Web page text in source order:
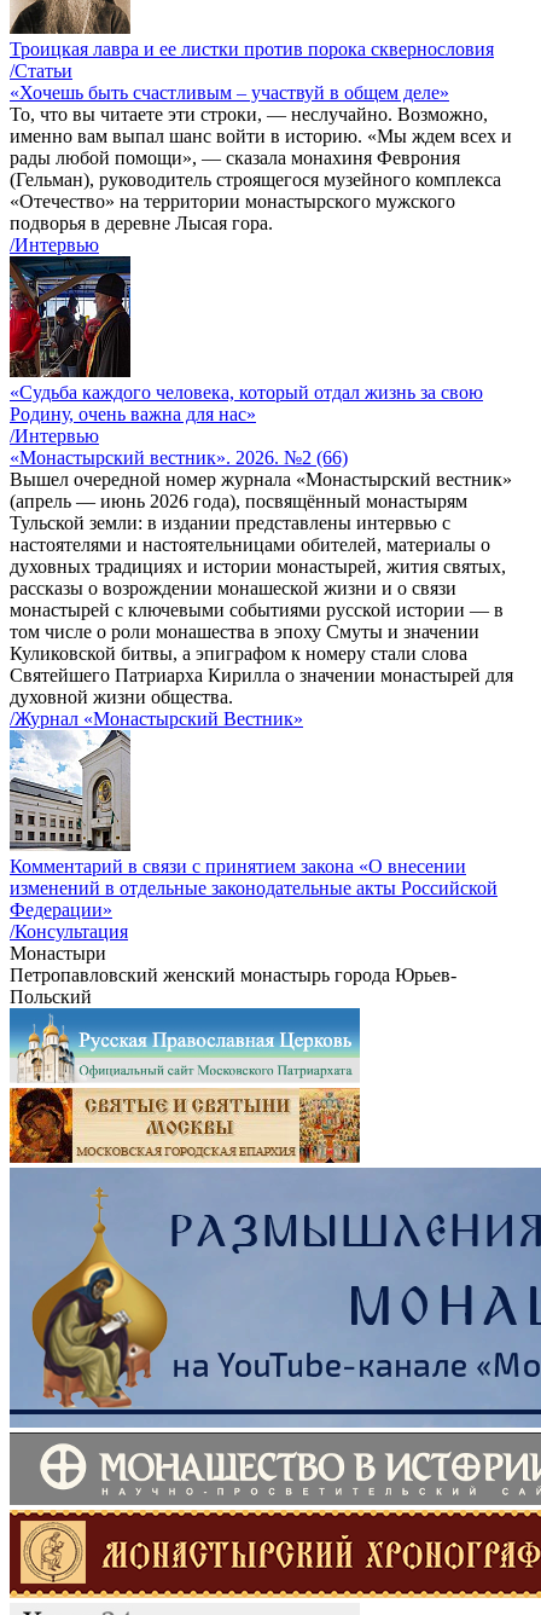
Троицкая лавра и ее листки против порока сквернословия
/Статьи
«Хочешь быть счастливым – участвуй в общем деле»
То, что вы читаете эти строки, — неслучайно. Возможно,
именно вам выпал шанс войти в историю. «Мы ждем всех и
рады любой помощи», — сказала монахиня Феврония
(Гельман), руководитель строящегося музейного комплекса
«Отечество» на территории монастырского мужского
подворья в деревне Лысая гора.
/Интервью
«Судьба каждого человека, который отдал жизнь за свою
Родину, очень важна для нас»
/Интервью
«Монастырский вестник». 2026. №2 (66)
Вышел очередной номер журнала «Монастырский вестник»
(апрель — июнь 2026 года), посвящённый монастырям
Тульской земли: в издании представлены интервью с
настоятелями и настоятельницами обителей, материалы о
духовных традициях и истории монастырей, жития святых,
рассказы о возрождении монашеской жизни и о связи
монастырей с ключевыми событиями русской истории — в
том числе о роли монашества в эпоху Смуты и значении
Куликовской битвы, а эпиграфом к номеру стали слова
Святейшего Патриарха Кирилла о значении монастырей для
духовной жизни общества.
/Журнал «Монастырский Вестник»
Комментарий в связи с принятием закона «О внесении
изменений в отдельные законодательные акты Российской
Федерации»
/Консультация
Монастыри
Петропавловский женский монастырь города Юрьев-
Польский